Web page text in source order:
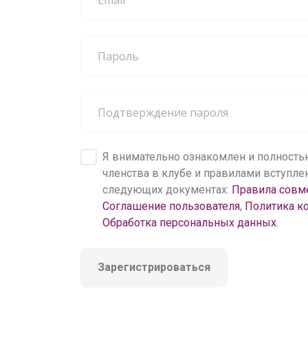
Я внимательно ознакомлен и
членства в клубе и правилами
следующих документах: Правила
Соглашение пользователя, Политика
Обработка персональных данных.
Зарегистрироваться
пользователей